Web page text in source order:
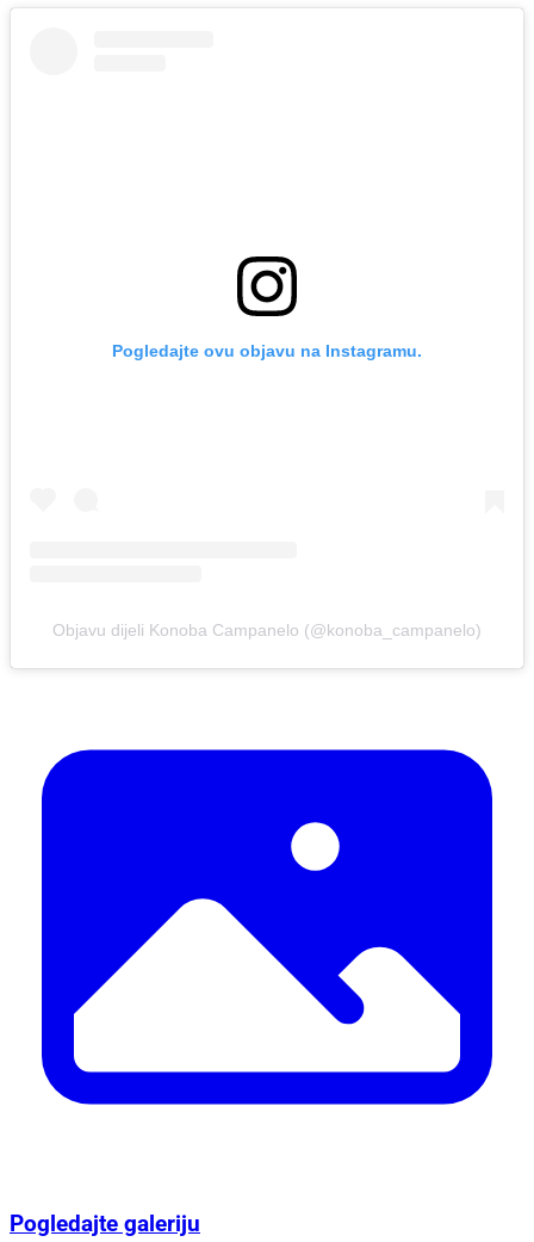
Pogledajte ovu objavu na Instagramu.
Objavu dijeli Konoba Campanelo (@konoba_campanelo)
Pogledajte galeriju